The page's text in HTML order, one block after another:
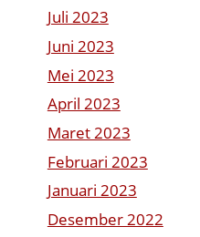
Juli 2023
Juni 2023
Mei 2023
April 2023
Maret 2023
Februari 2023
Januari 2023
Desember 2022